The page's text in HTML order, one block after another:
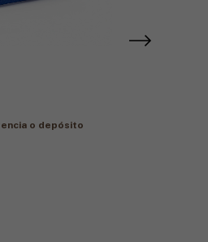
o depósito